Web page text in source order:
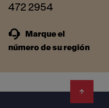
Marque el
número de su región